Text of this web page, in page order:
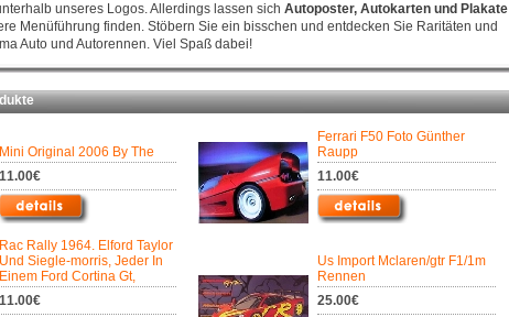
unseres Logos. Allerdings lassen sich Autoposter, Autokarten und Plakate
Menüführung finden. Stöbern Sie ein bisschen und entdecken Sie Raritäten und
Auto und Autorennen. Viel Spaß dabei!
Mini Original 2006 By The
11.00€
Ferrari F50 Foto Günther
Raupp
11.00€
Rac Rally 1964. Elford Taylor
Und Siegle-morris, Jeder In
Einem Ford Cortina Gt,
11.00€
Us Import Mclaren/gtr F1/1m
Rennen
25.00€